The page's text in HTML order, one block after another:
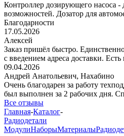
Контроллер дозирующего насоса -
возможностей. Дозатор для
Благодарности
17.05.2026
Алексей
Заказ пришёл быстро.
с введением адреса доставки. Есть
09.04.2026
Андрей Анатольевич, Нахабино
Очень благодарен за работу
был выполнен за 2 рабочих дня.
Все отзывы
Главная-Каталог-
Радиодетали
МодулиНаборыМатериалы